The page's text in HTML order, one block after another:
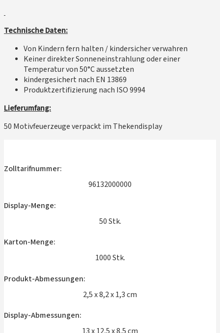
Technische Daten:
Von Kindern fern halten / kindersicher verwahren
Keiner direkter Sonneneinstrahlung oder einer
Temperatur von 50°C aussetzten
kindergesichert nach EN 13869
Produktzertifizierung nach ISO 9994
Lieferumfang:
50 Motivfeuerzeuge verpackt im Thekendisplay
Zolltarifnummer:
96132000000
Display-Menge:
50 Stk.
Karton-Menge:
1000 Stk.
Produkt-Abmessungen:
2,5 x 8,2 x 1,3 cm
Display-Abmessungen: